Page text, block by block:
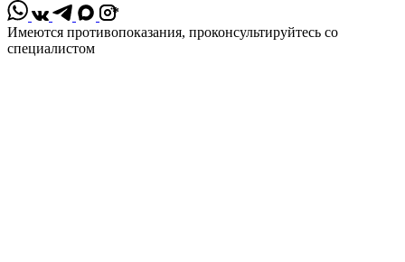
*
Имеются противопоказания, проконсультируйтесь со
специалистом